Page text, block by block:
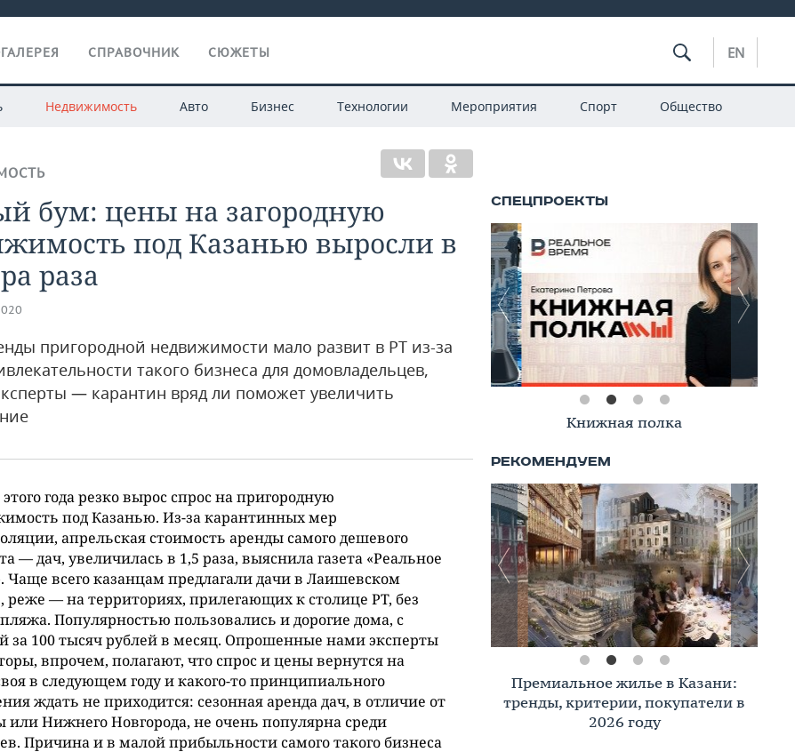
СПРАВОЧНИК СЮЖЕТЫ EN
Недвижимость Авто Бизнес Технологии Мероприятия Спорт Общество
бум: цены на загородную
под Казанью выросли в
раза
пригородной недвижимости мало развит в РТ из-за
такого бизнеса для домовладельцев,
— карантин вряд ли поможет увеличить
года резко вырос спрос на пригородную
под Казанью. Из-за карантинных мер
апрельская стоимость аренды самого дешевого
— дач, увеличилась в 1,5 раза, выяснила газета «Реальное
Чаще всего казанцам предлагали дачи в Лаишевском
реже — на территориях, прилегающих к столице РТ, без
Популярностью пользовались и дорогие дома, с
за 100 тысяч рублей в месяц. Опрошенные нами эксперты
впрочем, полагают, что спрос и цены вернутся на
в следующем году и какого-то принципиального
ждать не приходится: сезонная аренда дач, в отличие от
или Нижнего Новгорода, не очень популярна среди
Причина и в малой прибыльности самого такого бизнеса
Книжная полка
Премиальное жилье в Казани:
тренды, критерии, покупатели в
2026 году